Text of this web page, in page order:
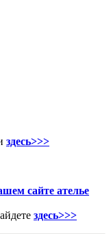
здесь>>>
сайте ателье
здесь>>>